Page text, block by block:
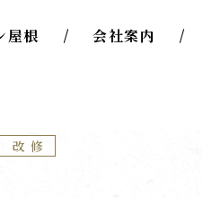
屋根 会社案内
改修